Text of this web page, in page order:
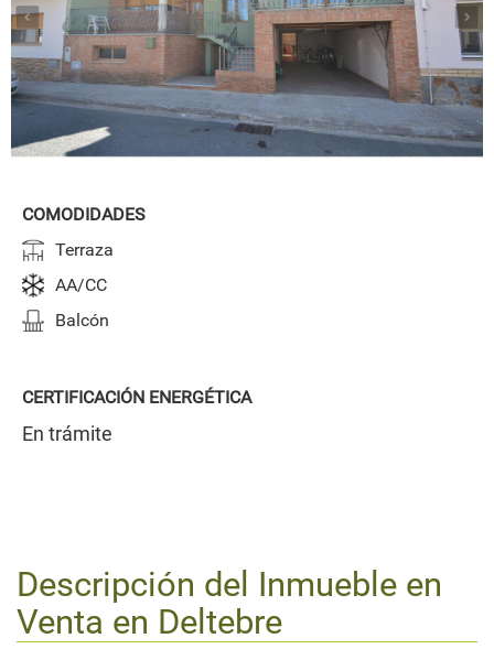
COMODIDADES
Terraza
AA/CC
Balcón
CERTIFICACIÓN ENERGÉTICA
En trámite
Descripción del Inmueble en
Venta en Deltebre